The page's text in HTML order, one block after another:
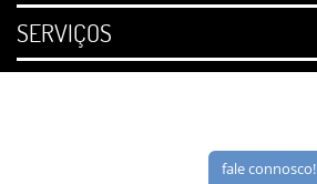
SERVIÇOS
fale connosco!